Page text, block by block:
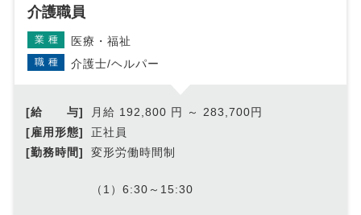
介護職員
業種 医療・福祉
職種 介護士/ヘルパー
[給 与]
月給 192,800 円 ～ 283,700円
[雇用形態]
正社員
[勤務時間]
変形労働時間制
（1）6:30～15:30